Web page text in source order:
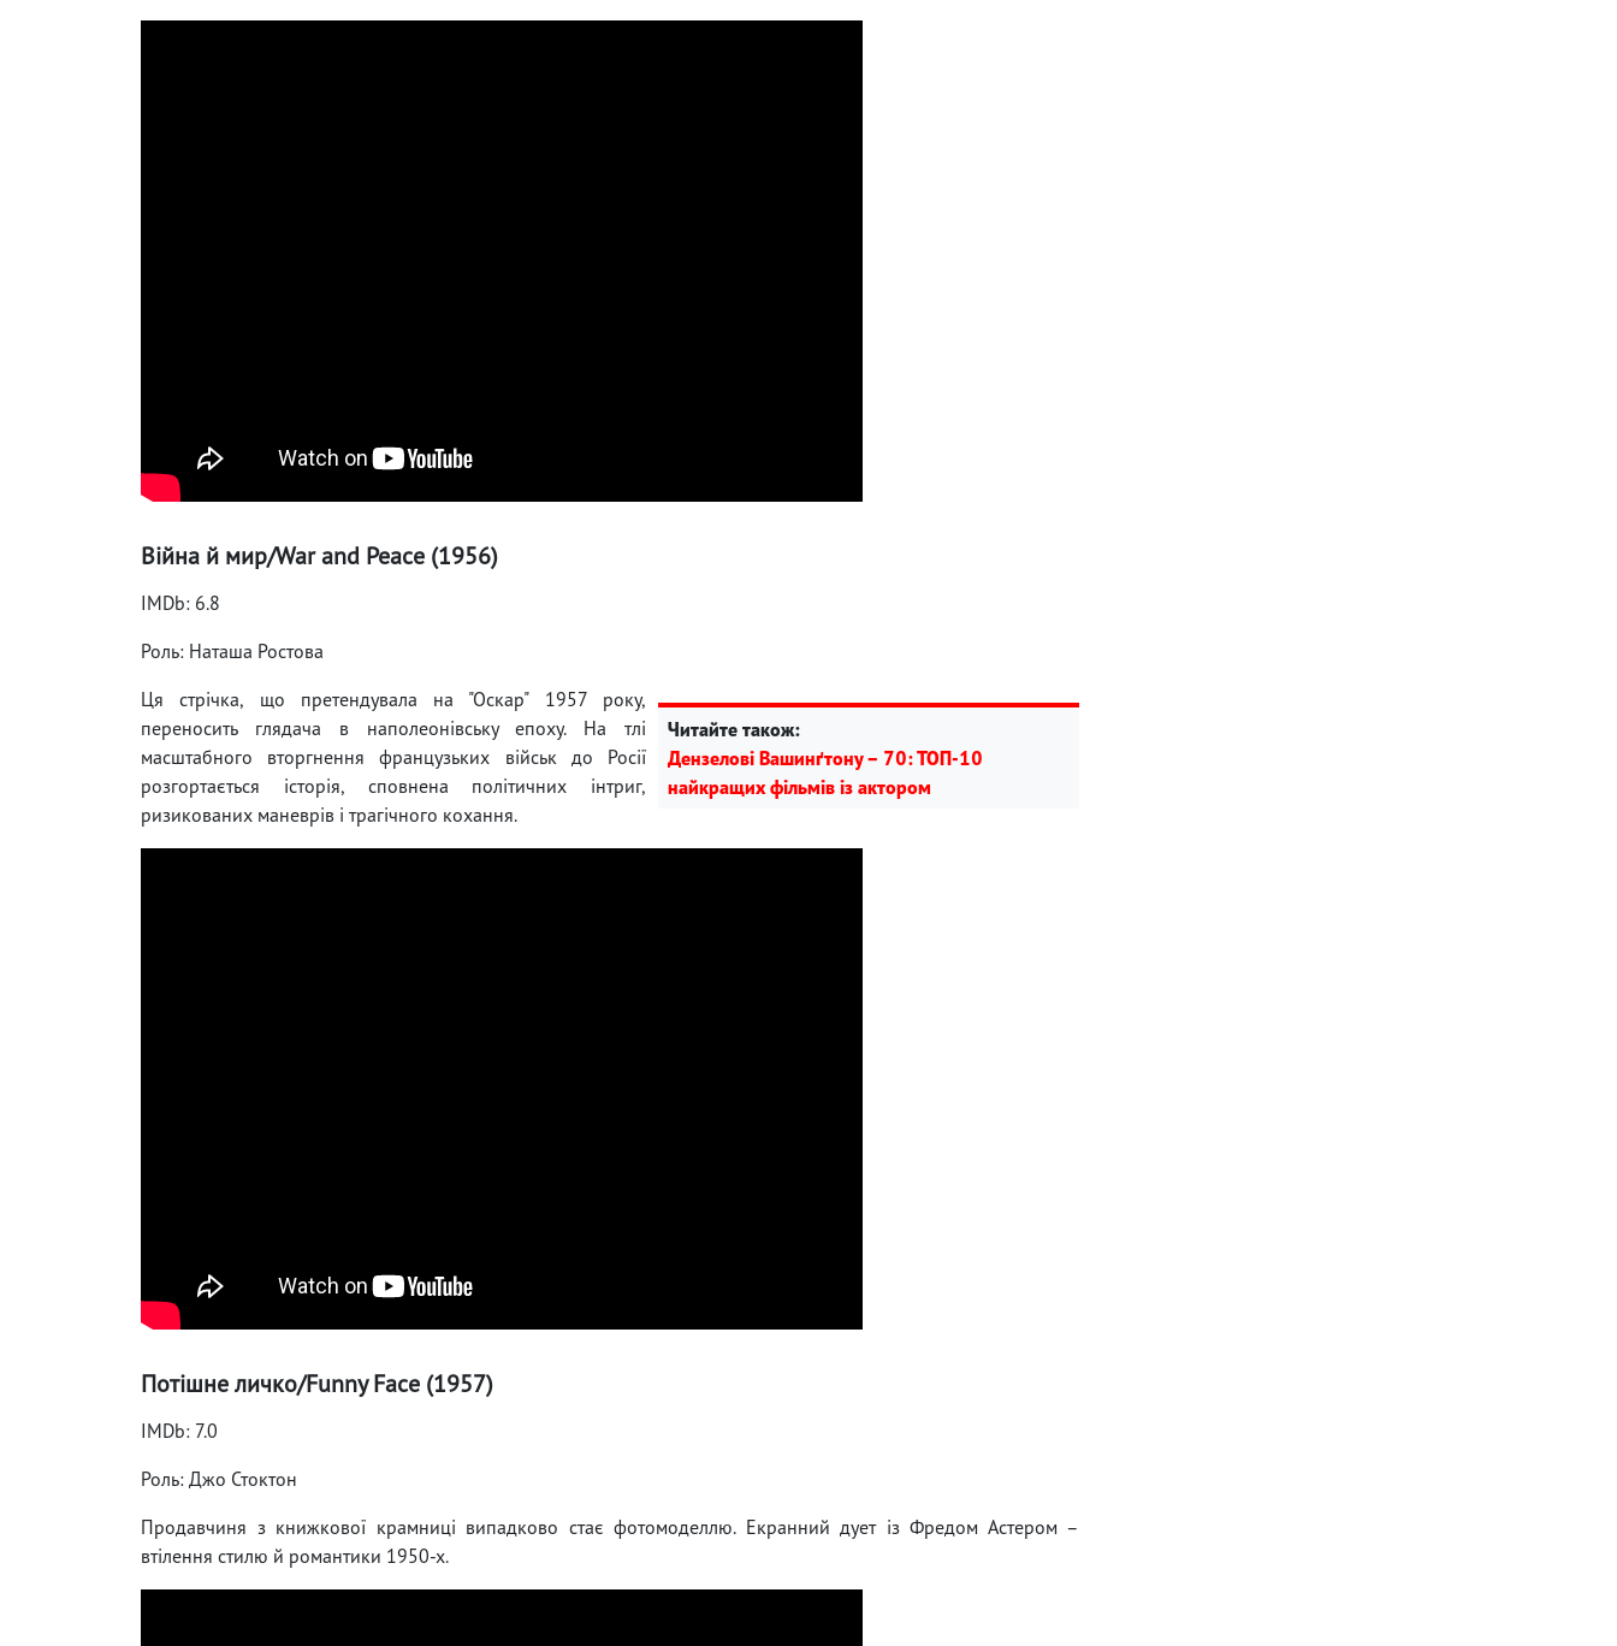
Війна й мир/War and Peace (1956)
IMDb: 6.8
Роль: Наташа Ростова
Читайте також:
Дензелові Вашинґтону – 70: ТОП-10
найкращих фільмів із актором
Ця стрічка, що претендувала на "Оскар" 1957 року,
переносить глядача в наполеонівську епоху. На тлі
масштабного вторгнення французьких військ до Росії
розгортається історія, сповнена політичних інтриг,
ризикованих маневрів і трагічного кохання.
Потішне личко/Funny Face (1957)
IMDb: 7.0
Роль: Джо Стоктон
Продавчиня з книжкової крамниці випадково стає фотомоделлю. Екранний дует із Фредом Астером –
втілення стилю й романтики 1950-х.